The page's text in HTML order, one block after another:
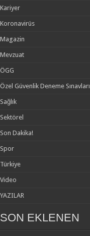
Kariyer
Koronavirüs
Magazin
Mevzuat
ÖGG
Özel Güvenlik Deneme Sınavları
Sağlık
Sektörel
Son Dakika!
Spor
Türkiye
Video
YAZILAR
SON EKLENEN